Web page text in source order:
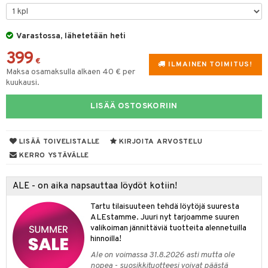
Varastossa, lähetetään heti
ILMAINEN TOIMITUS!
399 €
Maksa osamaksulla alkaen 40 € per
kuukausi.
LISÄÄ OSTOSKORIIN
LISÄÄ TOIVELISTALLE
KIRJOITA ARVOSTELU
KERRO YSTÄVÄLLE
ALE - on aika napsauttaa löydöt kotiin!
Tartu tilaisuuteen tehdä löytöjä suuresta
ALEstamme. Juuri nyt tarjoamme suuren
valikoiman jännittäviä tuotteita alennetuilla
hinnoilla!
Ale on voimassa 31.8.2026 asti mutta ole
nopea - suosikkituotteesi voivat päästä
& Kulhot
Siivous
sisustus
tarvikkeita
tekstiilit
koristelu
Saalit